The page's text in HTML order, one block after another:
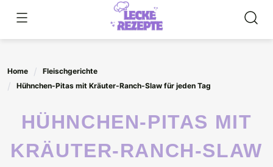
content
Home
Fleischgerichte
Hühnchen-Pitas mit Kräuter-Ranch-Slaw für jeden Tag
HÜHNCHEN-PITAS MIT
KRÄUTER-RANCH-SLAW